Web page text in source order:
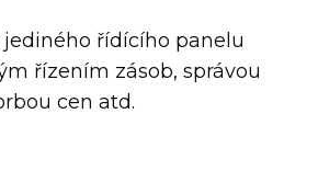
řídícího panelu
řízením zásob, správou
cen atd.